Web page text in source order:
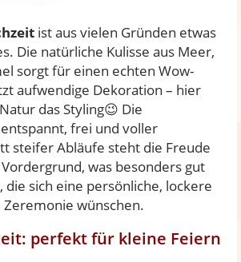
ist aus vielen Gründen etwas
Die natürliche Kulisse aus Meer,
sorgt für einen echten Wow-
aufwendige Dekoration – hier
das Styling😉 Die
frei und voller
steifer Abläufe steht die Freude
was besonders gut
die sich eine persönliche, lockere
wünschen.
perfekt für kleine Feiern